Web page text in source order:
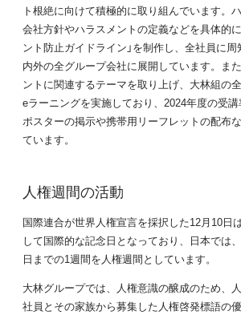
ト根絶に向けて積極的に取り組んでいます。
会社方針やハラスメントの定義などを具体的
ント防止ガイドライン」を制作し、全社員に
内外の全グループ会社に展開しています。ま
ントに関連するテーマを取り上げ、大林組の
eラーニングを実施しており、2024年度の受講
ポスターの掲示や携帯用リーフレットの配布
ています。
人権週間の活動
国際連合が世界人権宣言を採択した12月10日は
して国際的な記念日となっており、日本では
日までの1週間を人権週間としています。
大林グループでは、人権意識の醸成のため、
社員とその家族から募集した人権啓発標語の